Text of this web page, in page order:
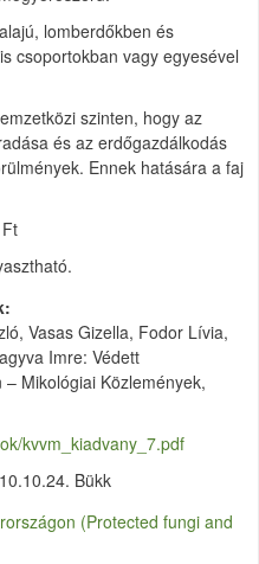
lomberdőkben és
csoportokban vagy egyesével
szinten, hogy az
és az erdőgazdálkodás
Ennek hatására a faj
Vasas Gizella, Fodor Lívia,
Imre: Védett
Mikológiai Közlemények,
kvvm_kiadvany_7.pdf
Bükk
(Protected fungi and